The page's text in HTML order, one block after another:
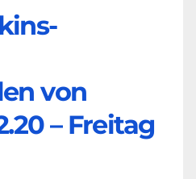
von
– Freitag